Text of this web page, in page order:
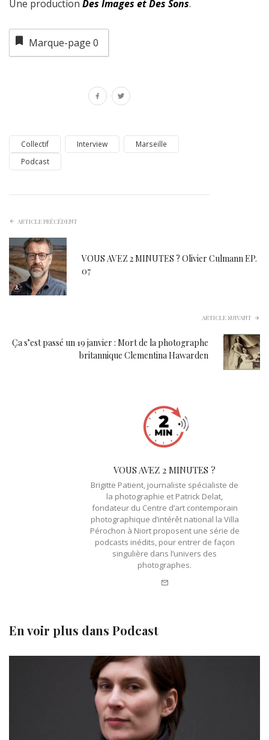
Une production Des Images et Des Sons.
Marque-page 0
Collectif Interview
Marseille
Podcast
ARTICLE PRÉCÉDENT
VOUS AVEZ 2 MINUTES ? Olivier Culmann EP.
07
ARTICLE SUIVANT
Ça s’est passé un 19 janvier : Mort de la photographe
britannique Clementina Hawarden
VOUS AVEZ 2 MINUTES ?
Brigitte Patient, journaliste spécialiste de
la photographie et Patrick Delat,
fondateur du Centre d’art contemporain
photographique d’intérêt national la Villa
Pérochon à Niort proposent une série de
podcasts inédits, pour entrer de façon
singulière dans l’univers des
photographes.
e-
En voir plus dans Podcast